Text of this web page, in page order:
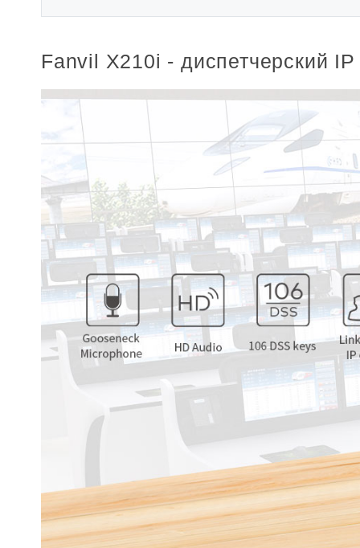
Fanvil X210i - диспетчерский